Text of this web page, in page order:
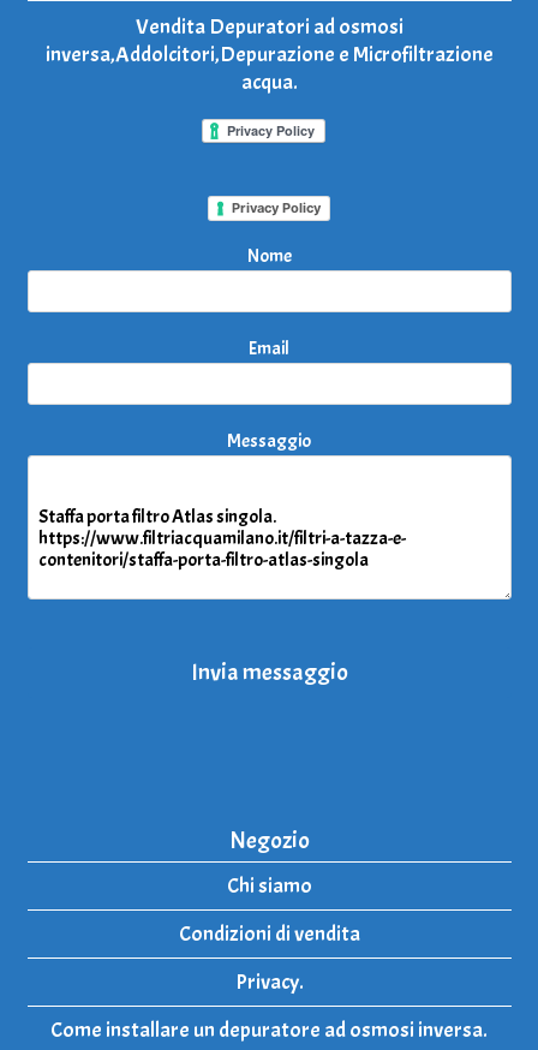
Vendita Depuratori ad osmosi
inversa,Addolcitori,Depurazione e Microfiltrazione
acqua.
Privacy Policy
Nome
Email
Messaggio
Invia messaggio
Negozio
Chi siamo
Condizioni di vendita
Privacy.
Come installare un depuratore ad osmosi inversa.